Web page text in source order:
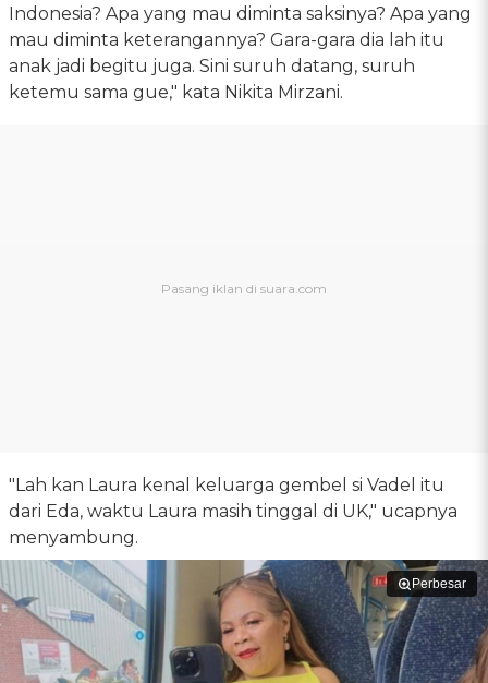
Indonesia? Apa yang mau diminta saksinya? Apa yang
mau diminta keterangannya? Gara-gara dia lah itu
anak jadi begitu juga. Sini suruh datang, suruh
ketemu sama gue," kata Nikita Mirzani.
"Lah kan Laura kenal keluarga gembel si Vadel itu
dari Eda, waktu Laura masih tinggal di UK," ucapnya
menyambung.
Perbesar